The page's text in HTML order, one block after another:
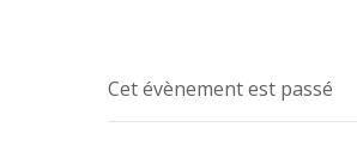
Cet évènement est passé